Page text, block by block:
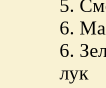
5.
6.
6.
лук